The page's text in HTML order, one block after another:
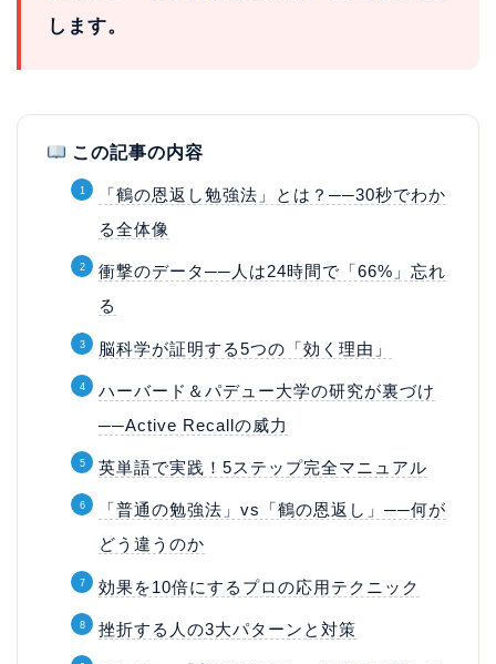
します。
この記事の内容
「鶴の恩返し勉強法」とは？──30秒でわか
る全体像
衝撃のデータ──人は24時間で「66%」忘れ
る
脳科学が証明する5つの「効く理由」
ハーバード＆パデュー大学の研究が裏づけ
──Active Recallの威力
英単語で実践！5ステップ完全マニュアル
「普通の勉強法」vs「鶴の恩返し」──何が
どう違うのか
効果を10倍にするプロの応用テクニック
挫折する人の3大パターンと対策